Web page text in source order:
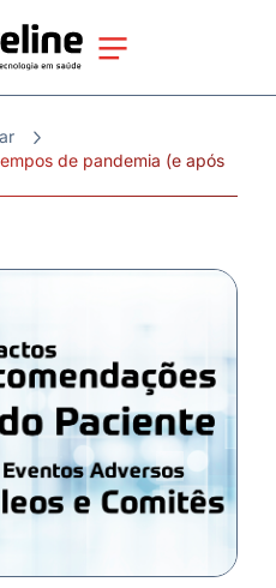
de pandemia (e após